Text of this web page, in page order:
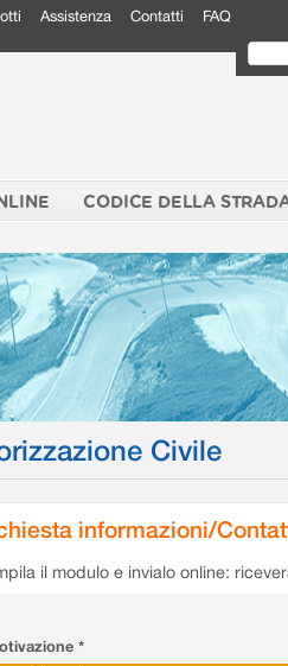
Assistenza Contatti FAQ
CODICE DELLA
Civile
informazioni/
il modulo e invialo online:
*